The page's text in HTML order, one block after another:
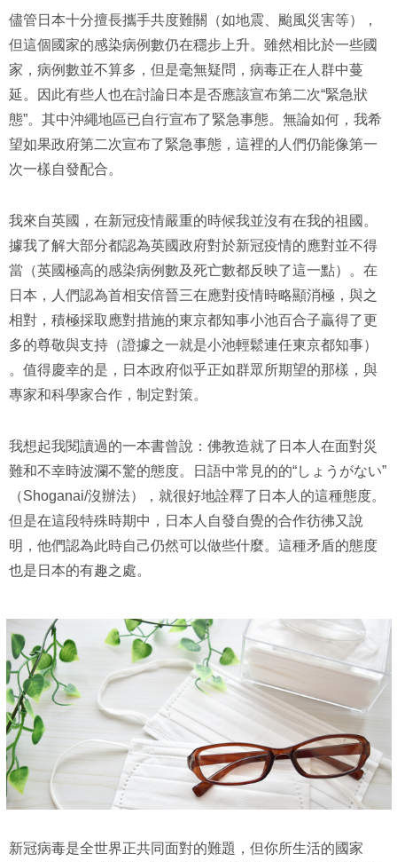
儘管日本十分擅長攜手共度難關（如地震、颱風災害等），
但這個國家的感染病例數仍在穩步上升。雖然相比於一些國
家，病例數並不算多，但是毫無疑問，病毒正在人群中蔓
延。因此有些人也在討論日本是否應該宣布第二次“緊急狀
態”。其中沖繩地區已自行宣布了緊急事態。無論如何，我希
望如果政府第二次宣布了緊急事態，這裡的人們仍能像第一
次一樣自發配合。
我來自英國，在新冠疫情嚴重的時候我並沒有在我的祖國。
據我了解大部分都認為英國政府對於新冠疫情的應對並不得
當（英國極高的感染病例數及死亡數都反映了這一點）。在
日本，人們認為首相安倍晉三在應對疫情時略顯消極，與之
相對，積極採取應對措施的東京都知事小池百合子贏得了更
多的尊敬與支持（證據之一就是小池輕鬆連任東京都知事）
。值得慶幸的是，日本政府似乎正如群眾所期望的那樣，與
專家和科學家合作，制定對策。
我想起我閱讀過的一本書曾說：佛教造就了日本人在面對災
難和不幸時波瀾不驚的態度。日語中常見的的“しょうがない”
（Shoganai/沒辦法），就很好地詮釋了日本人的這種態度。
但是在這段特殊時期中，日本人自發自覺的合作彷彿又說
明，他們認為此時自己仍然可以做些什麼。這種矛盾的態度
也是日本的有趣之處。
新冠病毒是全世界正共同面對的難題，但你所生活的國家